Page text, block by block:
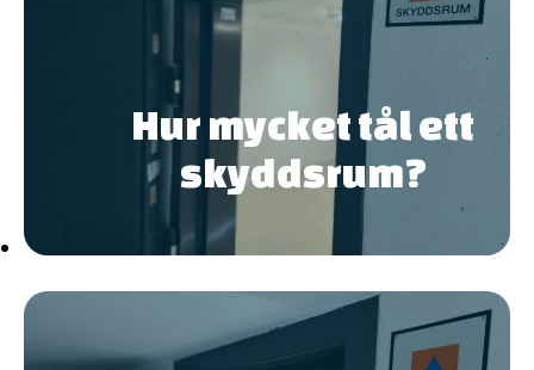
Hur mycket tål ett
skyddsrum?